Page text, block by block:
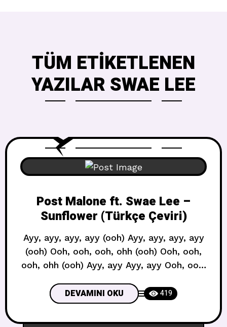
TÜM ETIKETLENEN
YAZILAR SWAE LEE
Post Malone ft. Swae Lee –
Sunflower (Türkçe Çeviri)
Ayy, ayy, ayy, ayy (ooh) Ayy, ayy, ayy, ayy
(ooh) Ooh, ooh, ooh, ohh (ooh) Ooh, ooh,
ooh, ohh (ooh) Ayy, ayy Ayy, ayy Ooh, ooh,
say, I keep her in checkSöylemesi
gereksiz, kontrolümün altındaShe was all
bad-bad, nevertheless (yeah)Yine de
DEVAMINI OKU 419